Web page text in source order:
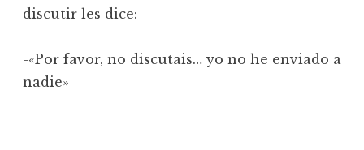
discutir les dice:
-«Por favor, no discutais… yo no he enviado a
nadie»